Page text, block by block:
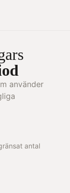
använder
antal